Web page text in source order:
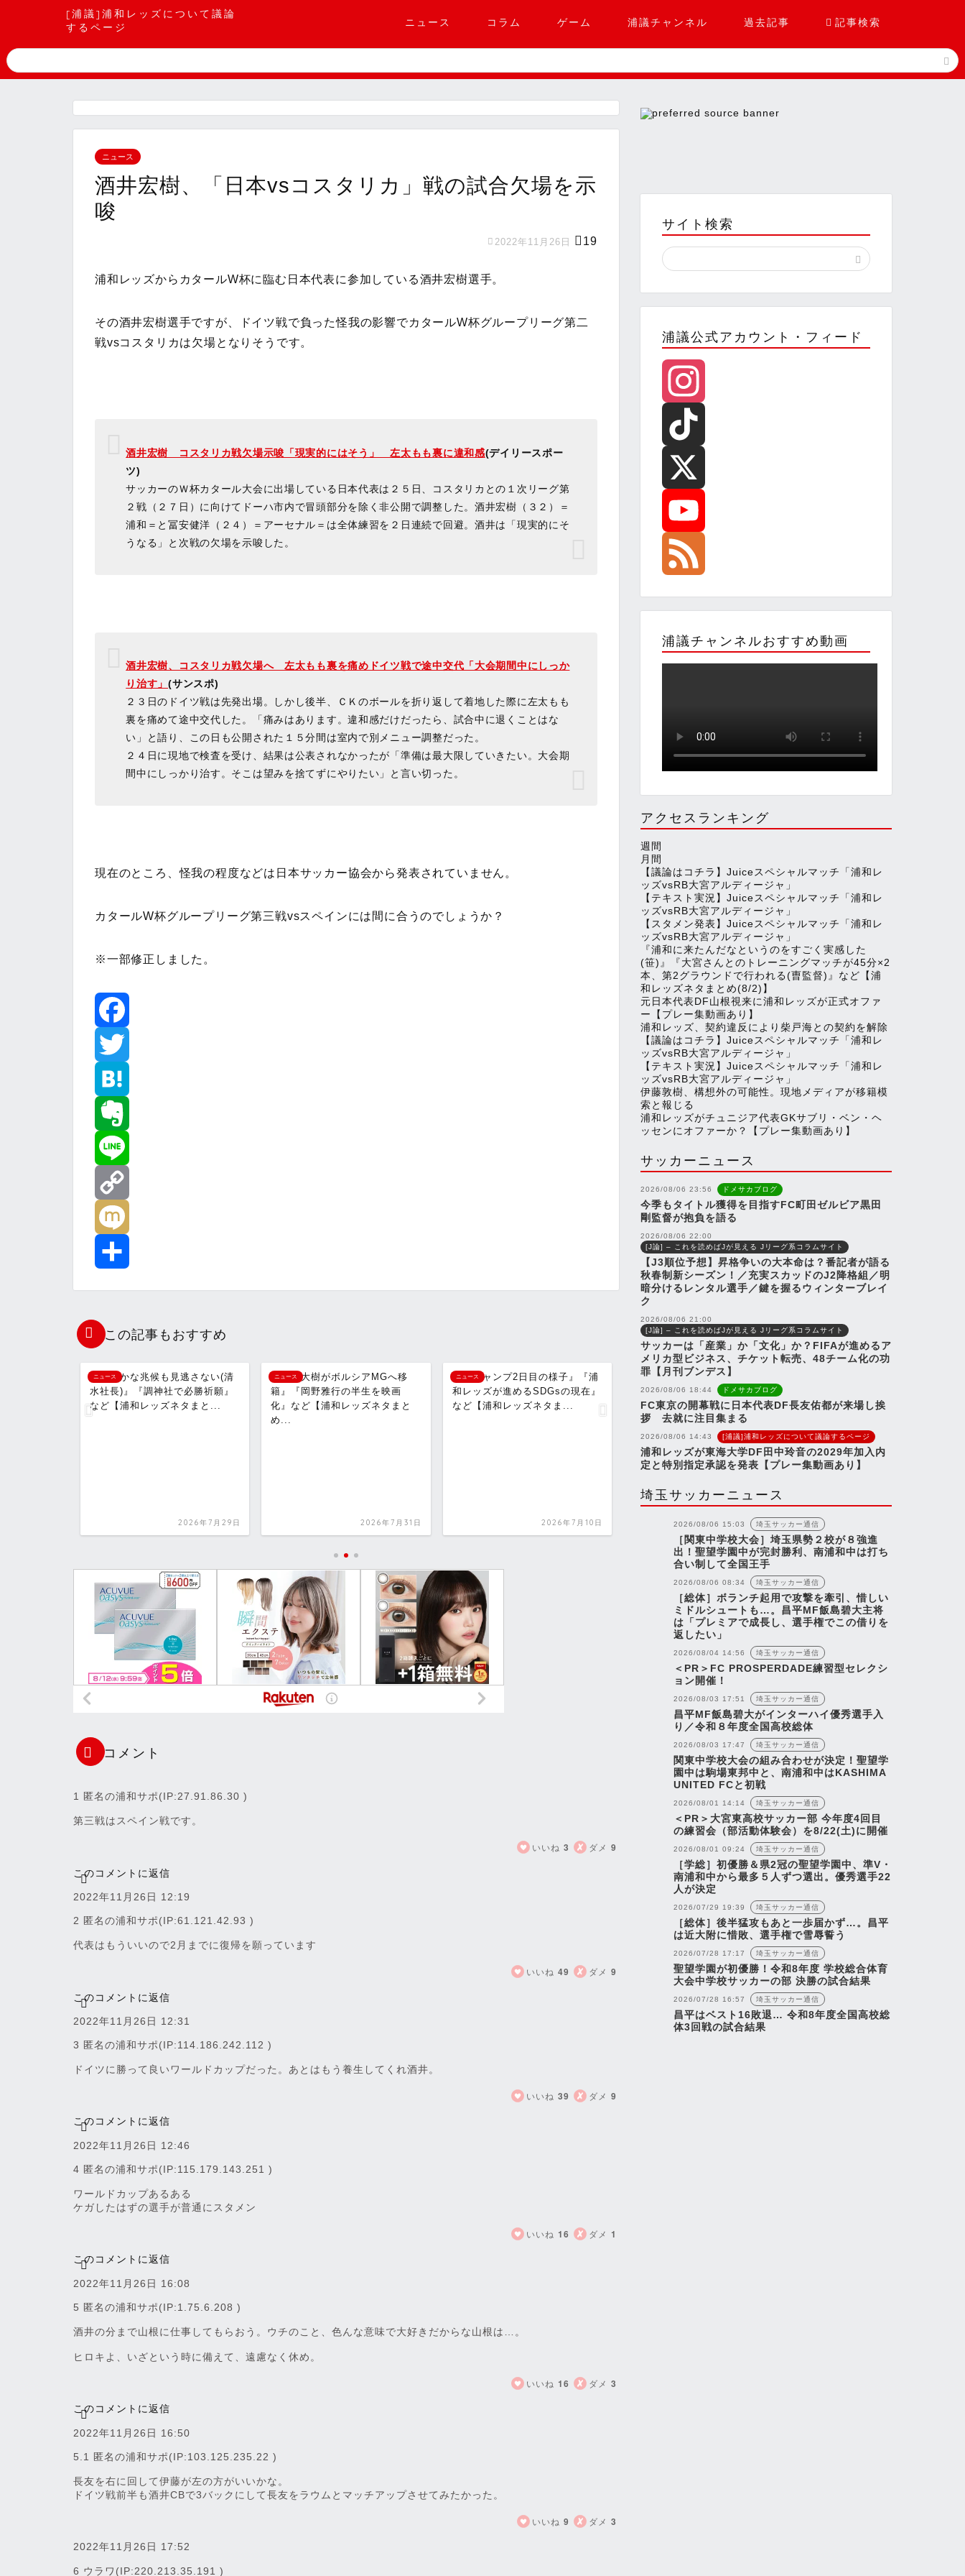
[浦議]浦和レッズについて議論
するページ
ニュース コラム ゲーム 浦議チャンネル 過去記事  記事検索
ニュース
酒井宏樹、「日本vsコスタリカ」戦の試合欠場を示
唆
2022年11月26日 19
浦和レッズからカタールW杯に臨む日本代表に参加している酒井宏樹選手。
その酒井宏樹選手ですが、ドイツ戦で負った怪我の影響でカタールW杯グループリーグ第二
戦vsコスタリカは欠場となりそうです。
酒井宏樹 コスタリカ戦欠場示唆「現実的にはそう」 左太もも裏に違和感(デイリースポー
ツ)
サッカーのＷ杯カタール大会に出場している日本代表は２５日、コスタリカとの１次リーグ第
２戦（２７日）に向けてドーハ市内で冒頭部分を除く非公開で調整した。酒井宏樹（３２）＝
浦和＝と冨安健洋（２４）＝アーセナル＝は全体練習を２日連続で回避。酒井は「現実的にそ
うなる」と次戦の欠場を示唆した。
酒井宏樹、コスタリカ戦欠場へ 左太もも裏を痛めドイツ戦で途中交代「大会期間中にしっか
り治す」(サンスポ)
２３日のドイツ戦は先発出場。しかし後半、ＣＫのボールを折り返して着地した際に左太もも
裏を痛めて途中交代した。「痛みはあります。違和感だけだったら、試合中に退くことはな
い」と語り、この日も公開された１５分間は室内で別メニュー調整だった。
２４日に現地で検査を受け、結果は公表されなかったが「準備は最大限していきたい。大会期
間中にしっかり治す。そこは望みを捨てずにやりたい」と言い切った。
現在のところ、怪我の程度などは日本サッカー協会から発表されていません。
カタールW杯グループリーグ第三戦vsスペインには間に合うのでしょうか？
※一部修正しました。
F
c
e
b
o
wH
a
e
E
v
e
o
e
L
C
y
i
M
x
有
この記事もおすすめ
ニュース
『橋岡大樹がボルシアMGへ移
籍』『岡野雅行の半生を映画
化』など【浦和レッズネタまと
2026年7月31日
ニュース
『夏キャンプ2日目の様子』『浦
和レッズが進めるSDGsの現在』
など【浦和レッズネタま...
2026年7月10日
ニュース
『わずかな兆候も見逃さない(清
水社長)』『調神社で必勝祈願』
など【浦和レッズネタまと...
2026年7月29日
ニュース
『橋岡大樹がボルシアMGへ移
籍』『岡野雅行の半生を映画
化』など【浦和レッズネタまと
め...
2026年7月31日
など【浦和レッズネタま...
コメント
1 匿名の浦和サポ(IP:27.91.86.30 )
第三戦はスペイン戦です。
いいね 3 ダメ 9
このコメントに返信
2022年11月26日 12:19
2 匿名の浦和サポ(IP:61.121.42.93 )
代表はもういいので2月までに復帰を願っています
いいね 49 ダメ 9
このコメントに返信
2022年11月26日 12:31
3 匿名の浦和サポ(IP:114.186.242.112 )
ドイツに勝って良いワールドカップだった。あとはもう養生してくれ酒井。
いいね 39 ダメ 9
このコメントに返信
2022年11月26日 12:46
4 匿名の浦和サポ(IP:115.179.143.251 )
ワールドカップあるある
ケガしたはずの選手が普通にスタメン
いいね 16 ダメ 1
このコメントに返信
2022年11月26日 16:08
5 匿名の浦和サポ(IP:1.75.6.208 )
酒井の分まで山根に仕事してもらおう。ウチのこと、色んな意味で大好きだからな山根は…。
ヒロキよ、いざという時に備えて、遠慮なく休め。
いいね 16 ダメ 3
このコメントに返信
2022年11月26日 16:50
5.1 匿名の浦和サポ(IP:103.125.235.22 )
長友を右に回して伊藤が左の方がいいかな。
ドイツ戦前半も酒井CBで3バックにして長友をラウムとマッチアップさせてみたかった。
いいね 9 ダメ 3
2022年11月26日 17:52
6 ウラワ (IP:220.213.35.191 )
サイト検索
浦議公式アカウント・フィード
a
g
m
T
o
X
Y
o
u
b
e
h
a
n
n
e
l
F
e
浦議チャンネルおすすめ動画
アクセスランキング
週間
月間
【議論はコチラ】Juiceスペシャルマッチ「浦和レ
ッズvsRB大宮アルディージャ」
【テキスト実況】Juiceスペシャルマッチ「浦和レ
ッズvsRB大宮アルディージャ」
【スタメン発表】Juiceスペシャルマッチ「浦和レ
ッズvsRB大宮アルディージャ」
『浦和に来たんだなというのをすごく実感した
(笹)』『大宮さんとのトレーニングマッチが45分×2
本、第2グラウンドで行われる(曺監督)』など【浦
和レッズネタまとめ(8/2)】
元日本代表DF山根視来に浦和レッズが正式オファ
ー【プレー集動画あり】
浦和レッズ、契約違反により柴戸海との契約を解除
【議論はコチラ】Juiceスペシャルマッチ「浦和レ
ッズvsRB大宮アルディージャ」
【テキスト実況】Juiceスペシャルマッチ「浦和レ
ッズvsRB大宮アルディージャ」
伊藤敦樹、構想外の可能性。現地メディアが移籍模
索と報じる
浦和レッズがチュニジア代表GKサブリ・ベン・ヘ
ッセンにオファーか？【プレー集動画あり】
サッカーニュース
2026/08/06 23:56 ドメサカブログ
今季もタイトル獲得を目指すFC町田ゼルビア黒田
剛監督が抱負を語る
2026/08/06 22:00
[J論] – これを読めばJが見える Jリーグ系コラムサイト
【J3順位予想】昇格争いの大本命は？番記者が語る
秋春制新シーズン！／充実スカッドのJ2降格組／明
暗分けるレンタル選手／鍵を握るウィンターブレイ
ク
2026/08/06 21:00
[J論] – これを読めばJが見える Jリーグ系コラムサイト
サッカーは「産業」か「文化」か？FIFAが進めるア
メリカ型ビジネス、チケット転売、48チーム化の功
罪【月刊ブンデス】
2026/08/06 18:44 ドメサカブログ
FC東京の開幕戦に日本代表DF長友佑都が来場し挨
拶 去就に注目集まる
2026/08/06 14:43 [浦議]浦和レッズについて議論するページ
浦和レッズが東海大学DF田中玲音の2029年加入内
定と特別指定承認を発表【プレー集動画あり】
埼玉サッカーニュース
2026/08/06 15:03 埼玉サッカー通信
［関東中学校大会］埼玉県勢２校が８強進
出！聖望学園中が完封勝利、南浦和中は打ち
合い制して全国王手
2026/08/06 08:34 埼玉サッカー通信
［総体］ボランチ起用で攻撃を牽引、惜しい
ミドルシュートも…。昌平MF飯島碧大主将
は「プレミアで成長し、選手権でこの借りを
返したい」
2026/08/04 14:56 埼玉サッカー通信
＜PR＞FC PROSPERDADE練習型セレクシ
ョン開催！
2026/08/03 17:51 埼玉サッカー通信
昌平MF飯島碧大がインターハイ優秀選手入
り／令和８年度全国高校総体
2026/08/03 17:47 埼玉サッカー通信
関東中学校大会の組み合わせが決定！聖望学
園中は駒場東邦中と、南浦和中はKASHIMA
UNITED FCと初戦
2026/08/01 14:14 埼玉サッカー通信
＜PR＞大宮東高校サッカー部 今年度4回目
の練習会（部活動体験会）を8/22(土)に開催
2026/08/01 09:24 埼玉サッカー通信
［学総］初優勝＆県2冠の聖望学園中、準V・
南浦和中から最多５人ずつ選出。優秀選手22
人が決定
2026/07/29 19:39 埼玉サッカー通信
［総体］後半猛攻もあと一歩届かず…。昌平
は近大附に惜敗、選手権で雪辱誓う
2026/07/28 17:17 埼玉サッカー通信
聖望学園が初優勝！令和8年度 学校総合体育
大会中学校サッカーの部 決勝の試合結果
2026/07/28 16:57 埼玉サッカー通信
昌平はベスト16敗退… 令和8年度全国高校総
体3回戦の試合結果